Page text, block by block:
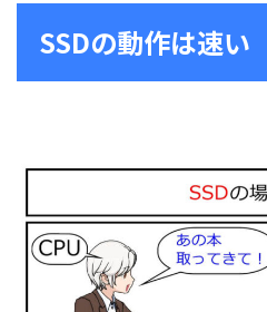
SSDの動作は速い